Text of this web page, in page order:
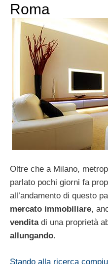
Roma
Oltre che a Milano,
parlato pochi giorni fa
all’andamento di questo
mercato immobiliare,
vendita di una proprietà
allungando.
Stando alla ricerca